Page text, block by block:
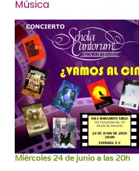
Música
Miércoles 24 de junio a las 20h